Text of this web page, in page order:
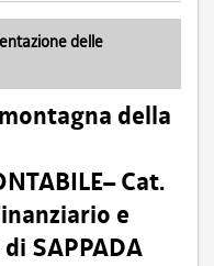
delle
della
Cat.
e
SAPPADA